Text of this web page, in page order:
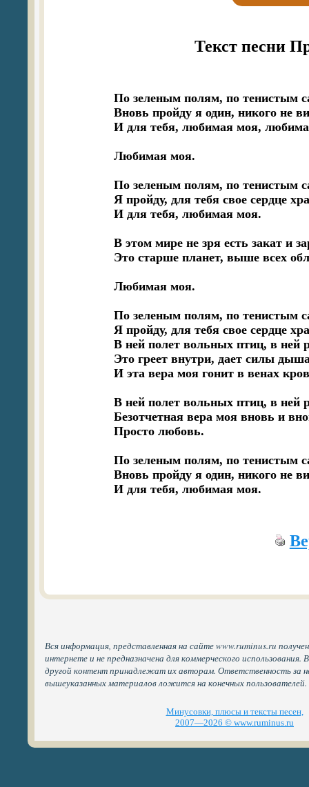
Текст песни
По зеленым полям, по тенистым
Вновь пройду я один, никого не
И для тебя, любимая моя,
Любимая моя.
По зеленым полям, по тенистым
Я пройду, для тебя свое сердце
И для тебя, любимая моя.
В этом мире не зря есть закат и
Это старше планет, выше всех
Любимая моя.
По зеленым полям, по тенистым
Я пройду, для тебя свое сердце
В ней полет вольных птиц, в ней
Это греет внутри, дает силы
И эта вера моя гонит в венах
В ней полет вольных птиц, в ней
Безотчетная вера моя вновь и
Просто любовь.
По зеленым полям, по тенистым
Вновь пройду я один, никого не
И для тебя, любимая моя.
Вся информация, представленная на сайте www.ruminus.ru
интернете и не предназначена для коммерческого
другой контент принадлежат их авторам. Ответственность за
вышеуказанных материалов ложится на конечных пользователей.
Минусовки, плюсы и тексты песен,
2007—2026 © www.ruminus.ru